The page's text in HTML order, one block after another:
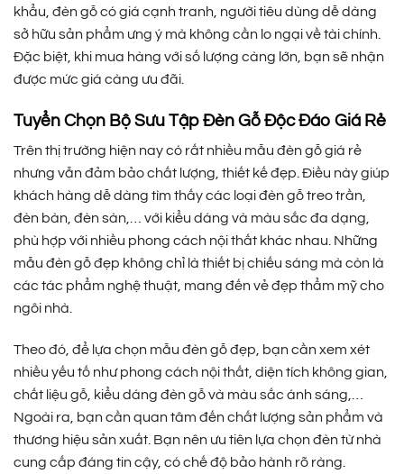
khẩu, đèn gỗ có giá cạnh tranh, người tiêu dùng dễ dàng
sở hữu sản phẩm ưng ý mà không cần lo ngại về tài chính.
Đặc biệt, khi mua hàng với số lượng càng lớn, bạn sẽ nhận
được mức giá càng ưu đãi.
Tuyển Chọn Bộ Sưu Tập Đèn Gỗ Độc Đáo Giá Rẻ
Trên thị trường hiện nay có rất nhiều mẫu đèn gỗ giá rẻ
nhưng vẫn đảm bảo chất lượng, thiết kế đẹp. Điều này giúp
khách hàng dễ dàng tìm thấy các loại đèn gỗ treo trần,
đèn bàn, đèn sàn,… với kiểu dáng và màu sắc đa dạng,
phù hợp với nhiều phong cách nội thất khác nhau. Những
mẫu đèn gỗ đẹp không chỉ là thiết bị chiếu sáng mà còn là
các tác phẩm nghệ thuật, mang đến vẻ đẹp thẩm mỹ cho
ngôi nhà.
Theo đó, để lựa chọn mẫu đèn gỗ đẹp, bạn cần xem xét
nhiều yếu tố như phong cách nội thất, diện tích không gian,
chất liệu gỗ, kiểu dáng đèn gỗ và màu sắc ánh sáng,…
Ngoài ra, bạn cần quan tâm đến chất lượng sản phẩm và
thương hiệu sản xuất. Bạn nên ưu tiên lựa chọn đèn từ nhà
cung cấp đáng tin cậy, có chế độ bảo hành rõ ràng.